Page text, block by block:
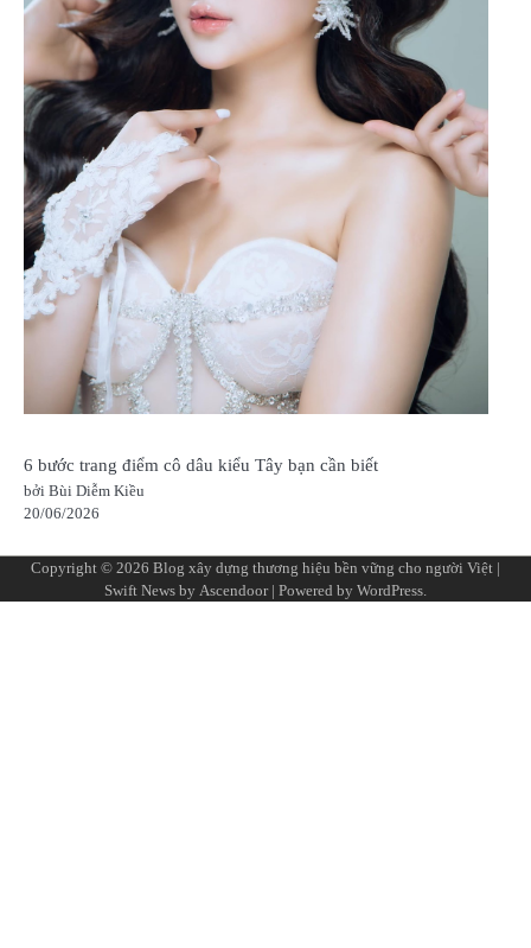
6 bước trang điểm cô dâu kiểu Tây bạn cần biết
bởi Bùi Diễm Kiều
20/06/2026
Copyright © 2026 Blog xây dựng thương hiệu bền vững cho người Việt |
Swift News by Ascendoor| Powered by WordPress